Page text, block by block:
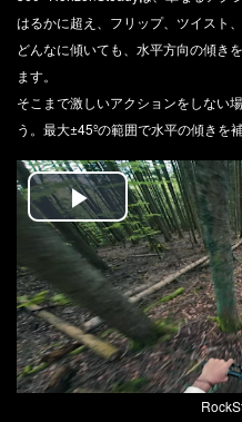
はるかに超え、フリップ、ツイスト
どんなに傾いても、水平方向の傾き
ます。
そこまで激しいアクションをしない
う。最大±45ºの範囲で水平の傾きを
Play
Video